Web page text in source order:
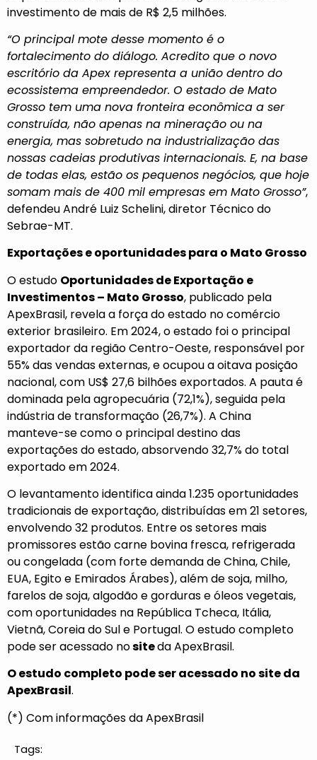
investimento de mais de R$ 2,5 milhões.
“O principal mote desse momento é o
fortalecimento do diálogo. Acredito que o novo
escritório da Apex representa a união dentro do
ecossistema empreendedor. O estado de Mato
Grosso tem uma nova fronteira econômica a ser
construída, não apenas na mineração ou na
energia, mas sobretudo na industrialização das
nossas cadeias produtivas internacionais. E, na base
de todas elas, estão os pequenos negócios, que hoje
somam mais de 400 mil empresas em Mato Grosso”,
defendeu André Luiz Schelini, diretor Técnico do
Sebrae-MT.
Exportações e oportunidades para o Mato Grosso
O estudo Oportunidades de Exportação e
Investimentos – Mato Grosso, publicado pela
ApexBrasil, revela a força do estado no comércio
exterior brasileiro. Em 2024, o estado foi o principal
exportador da região Centro-Oeste, responsável por
55% das vendas externas, e ocupou a oitava posição
nacional, com US$ 27,6 bilhões exportados. A pauta é
dominada pela agropecuária (72,1%), seguida pela
indústria de transformação (26,7%). A China
manteve-se como o principal destino das
exportações do estado, absorvendo 32,7% do total
exportado em 2024.
O levantamento identifica ainda 1.235 oportunidades
tradicionais de exportação, distribuídas em 21 setores,
envolvendo 32 produtos. Entre os setores mais
promissores estão carne bovina fresca, refrigerada
ou congelada (com forte demanda de China, Chile,
EUA, Egito e Emirados Árabes), além de soja, milho,
farelos de soja, algodão e gorduras e óleos vegetais,
com oportunidades na República Tcheca, Itália,
Vietnã, Coreia do Sul e Portugal. O estudo completo
pode ser acessado nositeda ApexBrasil.
O estudo completo pode ser acessado nositeda
ApexBrasil.
(*) Com informações da ApexBrasil
Tags: